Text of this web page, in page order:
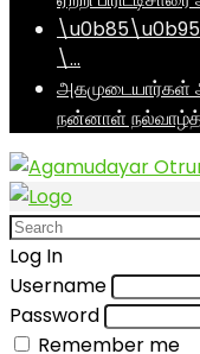
\…
அகமுடையார்கள்
நன்னாள்
Log In
Username
Password
Remember me